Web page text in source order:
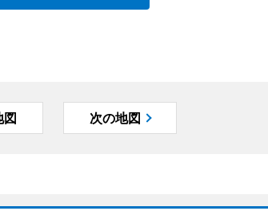
図 次の地図